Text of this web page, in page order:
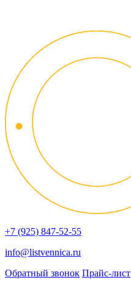
+7 (925) 847-52-55
info@listvennica.ru
Обратный звонок Прайс-лист